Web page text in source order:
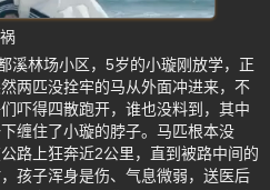
溪林场小区，5岁的小璇刚放学，正
两匹没拴牢的马从外面冲进来，不
吓得四散跑开，谁也没料到，其中
缠住了小璇的脖子。马匹根本没
路上狂奔近2公里，直到被路中间的
孩子浑身是伤、气息微弱，送医后